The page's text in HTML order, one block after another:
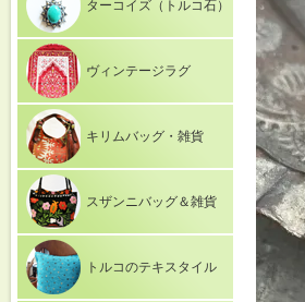
ターコイズ（トルコ石）
ヴィンテージラグ
キリムバッグ・雑貨
スザンニバッグ＆雑貨
トルコのテキスタイル